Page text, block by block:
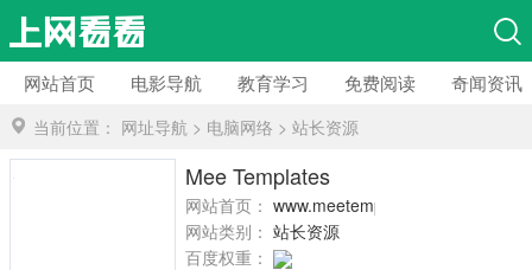
网站首页 电影导航 教育学习 免费阅读 奇闻资讯
当前位置： 网址导航 > 电脑网络 > 站长资源
Mee Templates
网站首页： www.meetemplates.com
网站类别： 站长资源
百度权重：